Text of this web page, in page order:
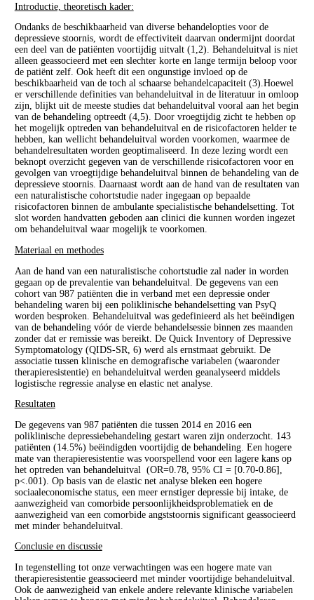
Introductie, theoretisch kader:
Ondanks de beschikbaarheid van diverse behandelopties voor de
depressieve stoornis, wordt de effectiviteit daarvan ondermijnt doordat
een deel van de patiënten voortijdig uitvalt (1,2). Behandeluitval is niet
alleen geassocieerd met een slechter korte en lange termijn beloop voor
de patiënt zelf. Ook heeft dit een ongunstige invloed op de
beschikbaarheid van de toch al schaarse behandelcapaciteit (3).Hoewel
er verschillende definities van behandeluitval in de literatuur in omloop
zijn, blijkt uit de meeste studies dat behandeluitval vooral aan het begin
van de behandeling optreedt (4,5). Door vroegtijdig zicht te hebben op
het mogelijk optreden van behandeluitval en de risicofactoren helder te
hebben, kan wellicht behandeluitval worden voorkomen, waarmee de
behandelresultaten worden geoptimaliseerd. In deze lezing wordt een
beknopt overzicht gegeven van de verschillende risicofactoren voor en
gevolgen van vroegtijdige behandeluitval binnen de behandeling van de
depressieve stoornis. Daarnaast wordt aan de hand van de resultaten van
een naturalistische cohortstudie nader ingegaan op bepaalde
risicofactoren binnen de ambulante specialistische behandelsetting. Tot
slot worden handvatten geboden aan clinici die kunnen worden ingezet
om behandeluitval waar mogelijk te voorkomen.
Materiaal en methodes
Aan de hand van een naturalistische cohortstudie zal nader in worden
gegaan op de prevalentie van behandeluitval. De gegevens van een
cohort van 987 patiënten die in verband met een depressie onder
behandeling waren bij een poliklinische behandelsetting van PsyQ
worden besproken. Behandeluitval was gedefinieerd als het beëindigen
van de behandeling vóór de vierde behandelsessie binnen zes maanden
zonder dat er remissie was bereikt. De Quick Inventory of Depressive
Symptomatology (QIDS-SR, 6) werd als ernstmaat gebruikt. De
associatie tussen klinische en demografische variabelen (waaronder
therapieresistentie) en behandeluitval werden geanalyseerd middels
logistische regressie analyse en elastic net analyse.
Resultaten
De gegevens van 987 patiënten die tussen 2014 en 2016 een
poliklinische depressiebehandeling gestart waren zijn onderzocht. 143
patiënten (14.5%) beëindigden voortijdig de behandeling. Een hogere
mate van therapieresistentie was voorspellend voor een lagere kans op
het optreden van behandeluitval (OR=0.78, 95% CI = [0.70-0.86],
p<.001). Op basis van de elastic net analyse bleken een hogere
sociaaleconomische status, een meer ernstiger depressie bij intake, de
aanwezigheid van comorbide persoonlijkheidsproblematiek en de
aanwezigheid van een comorbide angststoornis significant geassocieerd
met minder behandeluitval.
Conclusie en discussie
In tegenstelling tot onze verwachtingen was een hogere mate van
therapieresistentie geassocieerd met minder voortijdige behandeluitval.
Ook de aanwezigheid van enkele andere relevante klinische variabelen